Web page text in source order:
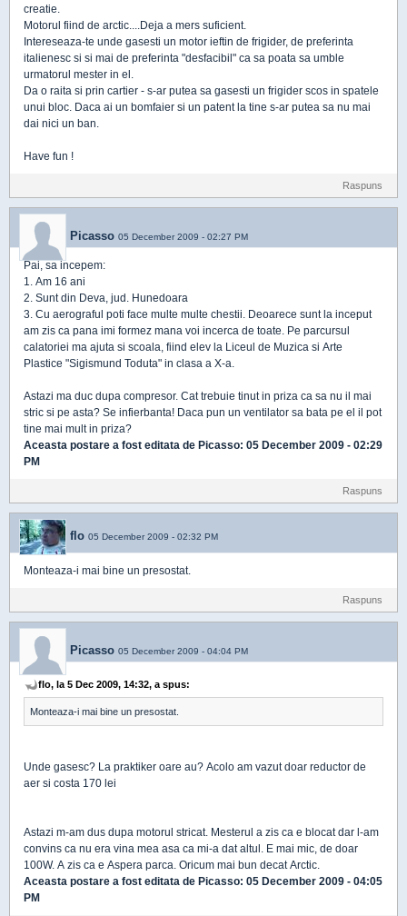
creatie.
Motorul fiind de arctic....Deja a mers suficient.
Intereseaza-te unde gasesti un motor ieftin de frigider, de preferinta
italienesc si si mai de preferinta "desfacibil" ca sa poata sa umble
urmatorul mester in el.
Da o raita si prin cartier - s-ar putea sa gasesti un frigider scos in spatele
unui bloc. Daca ai un bomfaier si un patent la tine s-ar putea sa nu mai
dai nici un ban.
Have fun !
Raspuns
Picasso 05 December 2009 - 02:27 PM
Pai, sa incepem:
1. Am 16 ani
2. Sunt din Deva, jud. Hunedoara
3. Cu aerograful poti face multe multe chestii. Deoarece sunt la inceput
am zis ca pana imi formez mana voi incerca de toate. Pe parcursul
calatoriei ma ajuta si scoala, fiind elev la Liceul de Muzica si Arte
Plastice "Sigismund Toduta" in clasa a X-a.
Astazi ma duc dupa compresor. Cat trebuie tinut in priza ca sa nu il mai
stric si pe asta? Se infierbanta! Daca pun un ventilator sa bata pe el il pot
tine mai mult in priza?
Aceasta postare a fost editata de Picasso: 05 December 2009 - 02:29
PM
Raspuns
flo 05 December 2009 - 02:32 PM
Monteaza-i mai bine un presostat.
Raspuns
Picasso 05 December 2009 - 04:04 PM
flo, la 5 Dec 2009, 14:32, a spus:
Monteaza-i mai bine un presostat.
Unde gasesc? La praktiker oare au? Acolo am vazut doar reductor de
aer si costa 170 lei
Astazi m-am dus dupa motorul stricat. Mesterul a zis ca e blocat dar l-am
convins ca nu era vina mea asa ca mi-a dat altul. E mai mic, de doar
100W. A zis ca e Aspera parca. Oricum mai bun decat Arctic.
Aceasta postare a fost editata de Picasso: 05 December 2009 - 04:05
PM